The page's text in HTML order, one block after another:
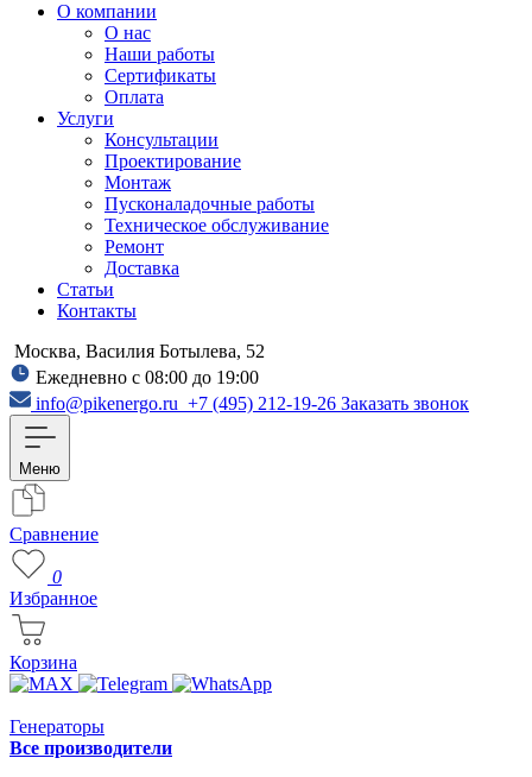
О компании
О нас
Наши работы
Сертификаты
Оплата
Услуги
Консультации
Проектирование
Монтаж
Пусконаладочные работы
Техническое обслуживание
Ремонт
Доставка
Статьи
Контакты
Москва, Василия Ботылева, 52
Ежедневно с 08:00 до 19:00
info@pikenergo.ru +7 (495) 212-19-26 Заказать звонок
Меню
Сравнение
0
Избранное
Корзина
Генераторы
Все производители